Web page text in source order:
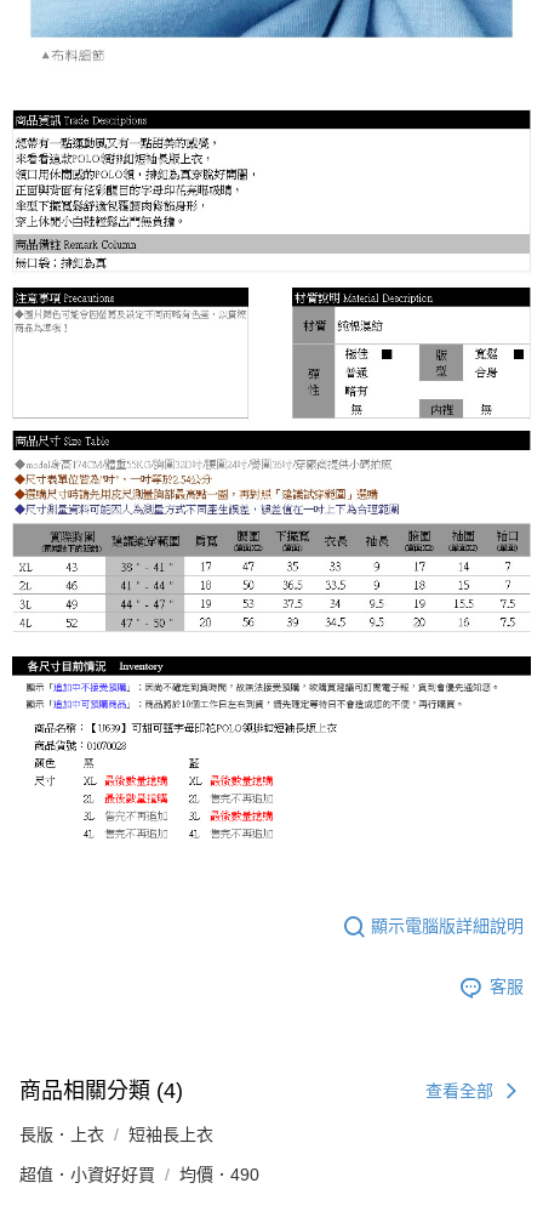
顯示電腦版詳細說明
客服
商品相關分類 (4) 查看全部
長版．上衣 短袖長上衣
超值．小資好好買 均價．490